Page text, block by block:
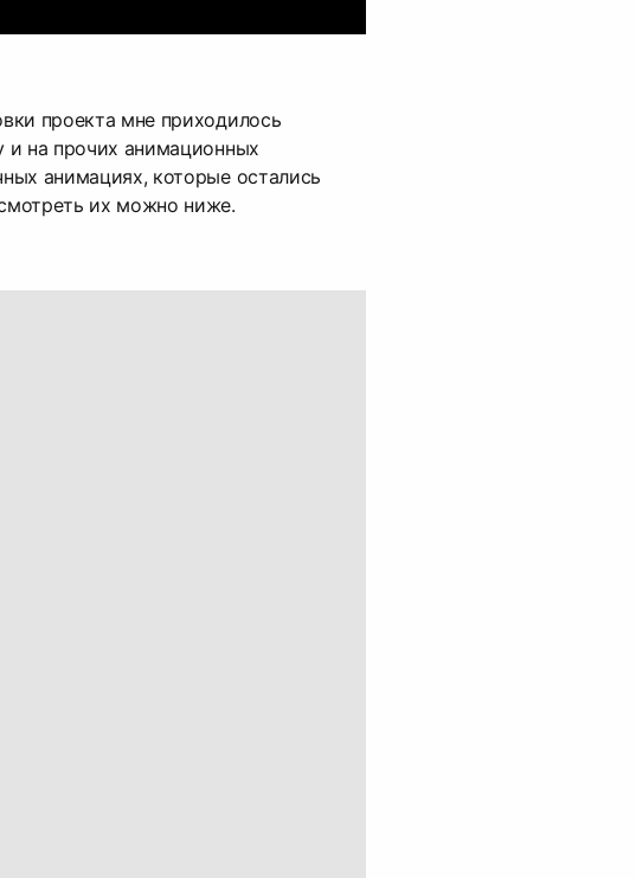
проекта мне приходилось
и на прочих анимационных
анимациях, которые остались
их можно ниже.